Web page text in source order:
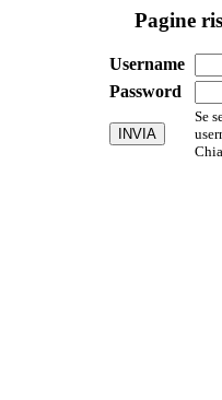
Pagine
Username
Password
Se